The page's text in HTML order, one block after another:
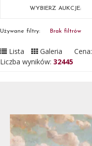
WYBIERZ AUKCJE:
Używane filtry: Brak filtrów
Lista Galeria Cena:
Liczba wyników: 32445